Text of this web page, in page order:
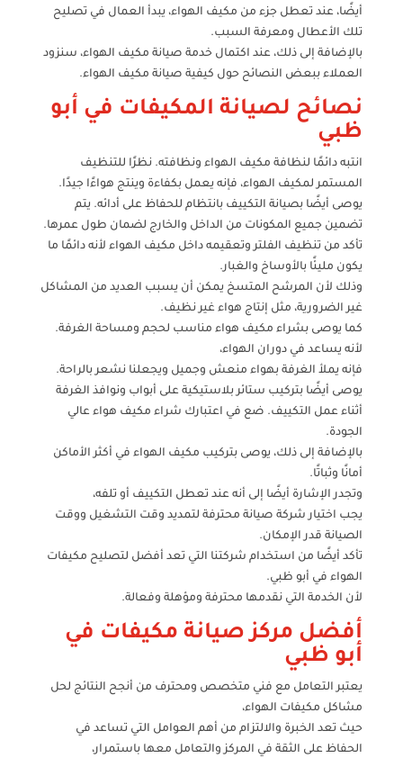
أيضًا، عند تعطل جزء من مكيف الهواء، يبدأ العمال في تصليح
تلك الأعطال ومعرفة السبب.
بالإضافة إلى ذلك، عند اكتمال خدمة صيانة مكيف الهواء، سنزود
العملاء ببعض النصائح حول كيفية صيانة مكيف الهواء.
نصائح لصيانة المكيفات في أبو
ظبي
انتبه دائمًا لنظافة مكيف الهواء ونظافته. نظرًا للتنظيف
المستمر لمكيف الهواء، فإنه يعمل بكفاءة وينتج هواءًا جيدًا.
يوصى أيضًا بصيانة التكييف بانتظام للحفاظ على أدائه. يتم
تضمين جميع المكونات من الداخل والخارج لضمان طول عمرها.
تأكد من تنظيف الفلتر وتعقيمه داخل مكيف الهواء لأنه دائمًا ما
يكون مليئًا بالأوساخ والغبار.
وذلك لأن المرشح المتسخ يمكن أن يسبب العديد من المشاكل
غير الضرورية، مثل إنتاج هواء غير نظيف.
كما يوصى بشراء مكيف هواء مناسب لحجم ومساحة الغرفة.
لأنه يساعد في دوران الهواء،
فإنه يملأ الغرفة بهواء منعش وجميل ويجعلنا نشعر بالراحة.
يوصى أيضًا بتركيب ستائر بلاستيكية على أبواب ونوافذ الغرفة
أثناء عمل التكييف. ضع في اعتبارك شراء مكيف هواء عالي
الجودة.
بالإضافة إلى ذلك، يوصى بتركيب مكيف الهواء في أكثر الأماكن
أمانًا وثباتًا.
وتجدر الإشارة أيضًا إلى أنه عند تعطل التكييف أو تلفه،
يجب اختيار شركة صيانة محترفة لتمديد وقت التشغيل ووقت
الصيانة قدر الإمكان.
تأكد أيضًا من استخدام شركتنا التي تعد أفضل لتصليح مكيفات
الهواء في أبو ظبي.
لأن الخدمة التي نقدمها محترفة ومؤهلة وفعالة.
أفضل مركز صيانة مكيفات في
أبو ظبي
يعتبر التعامل مع فني متخصص ومحترف من أنجح النتائج لحل
مشاكل مكيفات الهواء،
حيث تعد الخبرة والالتزام من أهم العوامل التي تساعد في
الحفاظ على الثقة في المركز والتعامل معها باستمرار،